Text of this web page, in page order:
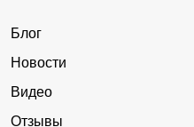
Блог
Новости
Видео
Отзывы